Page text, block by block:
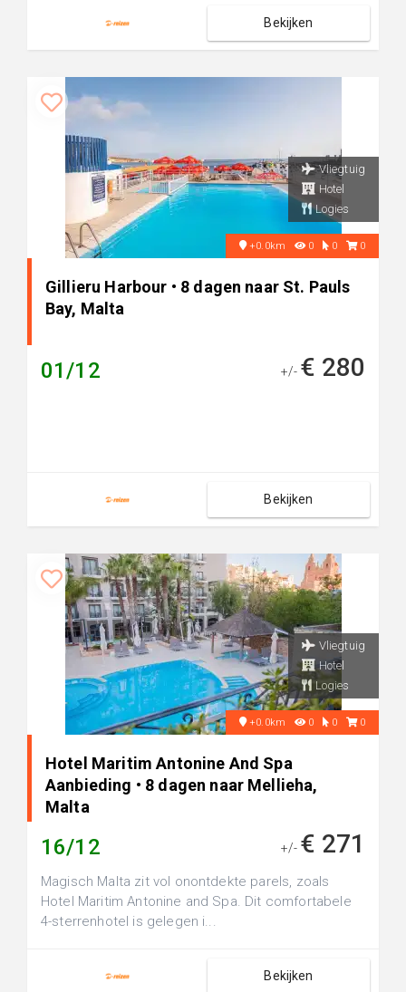
Bekijken
Vliegtuig
Hotel
Logies
+0.0km 0 0 0
Gillieru Harbour • 8 dagen naar St. Pauls
Bay, Malta
01/12 +/- € 280
Bekijken
Vliegtuig
Hotel
Logies
+0.0km 0 0 0
Hotel Maritim Antonine And Spa
Aanbieding • 8 dagen naar Mellieha,
Malta
16/12 +/- € 271
Magisch Malta zit vol onontdekte parels, zoals
Hotel Maritim Antonine and Spa. Dit comfortabele
4-sterrenhotel is gelegen i...
Bekijken